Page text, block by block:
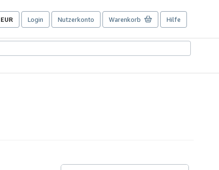
EUR
Seite
Einkaufseinstellungen.
Login Nutzerkonto Warenkorb Hilfe